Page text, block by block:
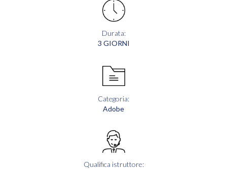
Durata:
3 GIORNI
Categoria:
Adobe
Qualifica istruttore: